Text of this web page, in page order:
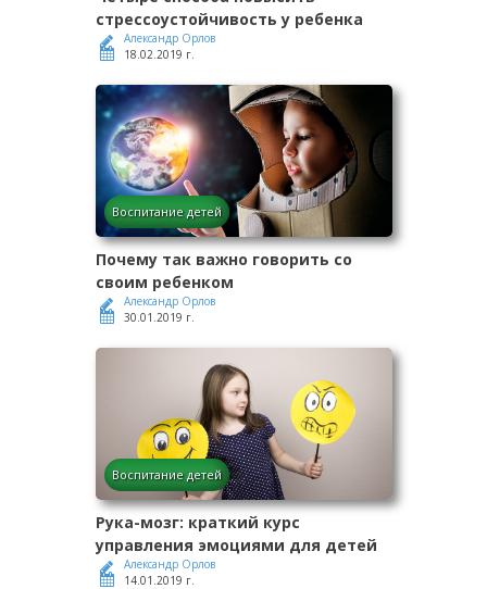
стрессоустойчивость у ребенка
Александр Орлов
18.02.2019 г.
Воспитание детей
Почему так важно говорить со
своим ребенком
Александр Орлов
30.01.2019 г.
Воспитание детей
Рука-мозг: краткий курс
управления эмоциями для детей
Александр Орлов
14.01.2019 г.